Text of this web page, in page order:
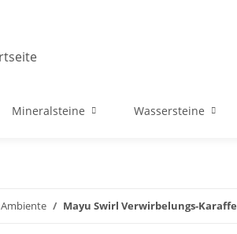
Mineralsteine Wassersteine
Ambiente Mayu Swirl Verwirbelungs-Karaffe